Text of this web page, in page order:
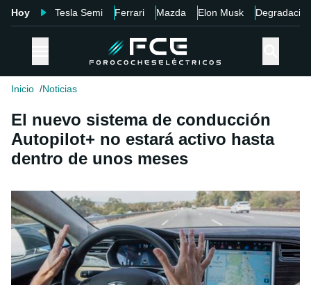
Hoy Tesla Semi Ferrari Mazda Elon Musk Degradación
Inicio Noticias
El nuevo sistema de conducción
Autopilot+ no estará activo hasta
dentro de unos meses